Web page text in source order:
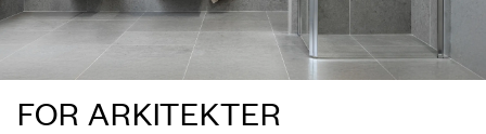
FOR ARKITEKTER